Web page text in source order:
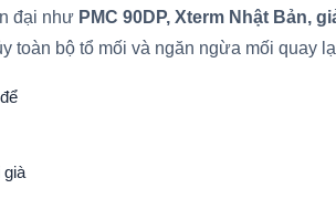
đại như PMC 90DP, Xterm Nhật Bản,
toàn bộ tổ mối và ngăn ngừa mối quay